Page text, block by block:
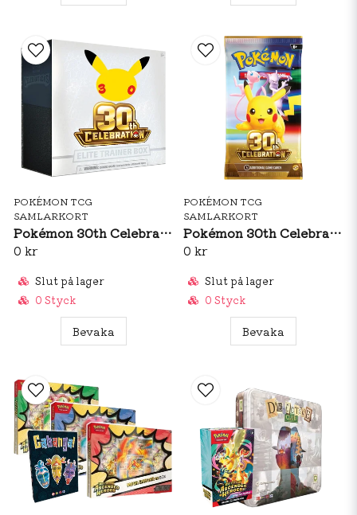
POKÉMON TCG
SAMLARKORT
Pokémon 30th Celebration Elite Trainer Box (ENG)
0 kr
Slut på lager
0 Styck
Bevaka
POKÉMON TCG
SAMLARKORT
Pokémon 30th Celebration Booster Pack (ENG)
0 kr
Slut på lager
0 Styck
Bevaka